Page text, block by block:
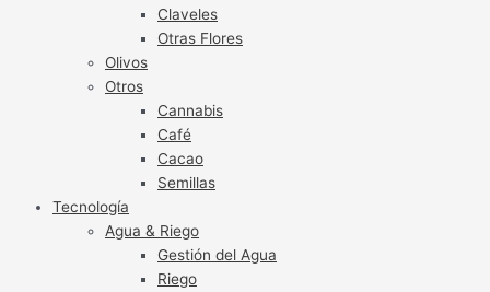
Claveles
Otras Flores
Olivos
Otros
Cannabis
Café
Cacao
Semillas
Tecnología
Agua & Riego
Gestión del Agua
Riego